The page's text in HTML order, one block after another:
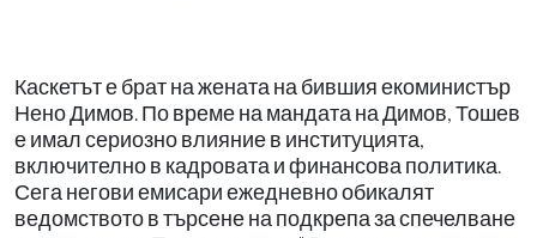
Каскетът е брат на жената на бившия екоминистър
Нено Димов. По време на мандата на Димов, Тошев
е имал сериозно влияние в институцията,
включително в кадровата и финансова политика.
Сега негови емисари ежедневно обикалят
ведомството в търсене на подкрепа за спечелване